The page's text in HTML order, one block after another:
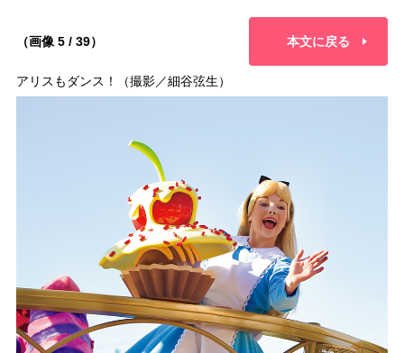
（画像 5 / 39） 本文に戻る
アリスもダンス！（撮影／細谷弦生）